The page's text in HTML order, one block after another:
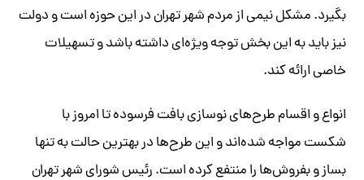
بگیرد. مشکل نیمی از مردم شهر تهران در این حوزه است و دولت
نیز باید به این بخش توجه ویژه‌ای داشته باشد و تسهیلات
خاصی ارائه کند.
انواع و اقسام طرح‌های نوسازی بافت فرسوده تا امروز با
شکست مواجه شده‌اند و این طرح‌ها در بهترین حالت به تنها
بساز و بفروش‌ها را منتفع کرده است. رئیس شورای شهر تهران